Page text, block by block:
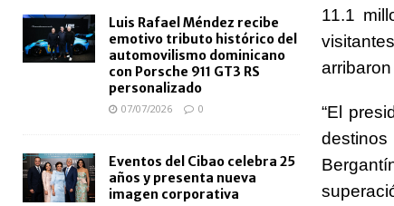
11.1
“El
Luis Rafael Méndez recibe
emotivo tributo histórico del
automovilismo dominicano
con Porsche 911 GT3 RS
personalizado
07/07/2026 0
Eventos del Cibao celebra 25
años y presenta nueva
imagen corporativa